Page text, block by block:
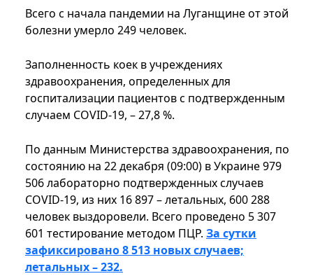
Всего с начала пандемии на Луганщине от этой
болезни умерло 249 человек.
Заполненность коек в учреждениях
здравоохранения, определенных для
госпитализации пациентов с подтвержденным
случаем COVID-19, – 27,8 %.
По данным Министерства здравоохранения, по
состоянию на 22 декабря (09:00) в Украине 979
506 лабораторно подтвержденных случаев
COVID-19, из них 16 897 – летальных, 600 288
человек выздоровели. Всего проведено 5 307
601 тестирование методом ПЦР. За сутки
зафиксировано 8 513 новых случаев;
летальных – 232.